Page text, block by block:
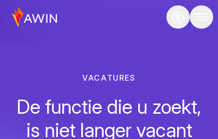
VACATURES
De functie die u zoekt,
is niet langer vacant